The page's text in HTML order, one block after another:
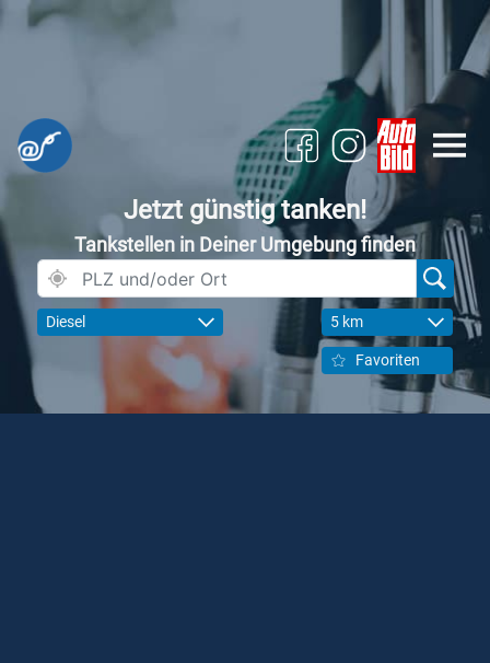
Jetzt günstig tanken!
Tankstellen in Deiner Umgebung finden
Diesel 5 km
Favoriten